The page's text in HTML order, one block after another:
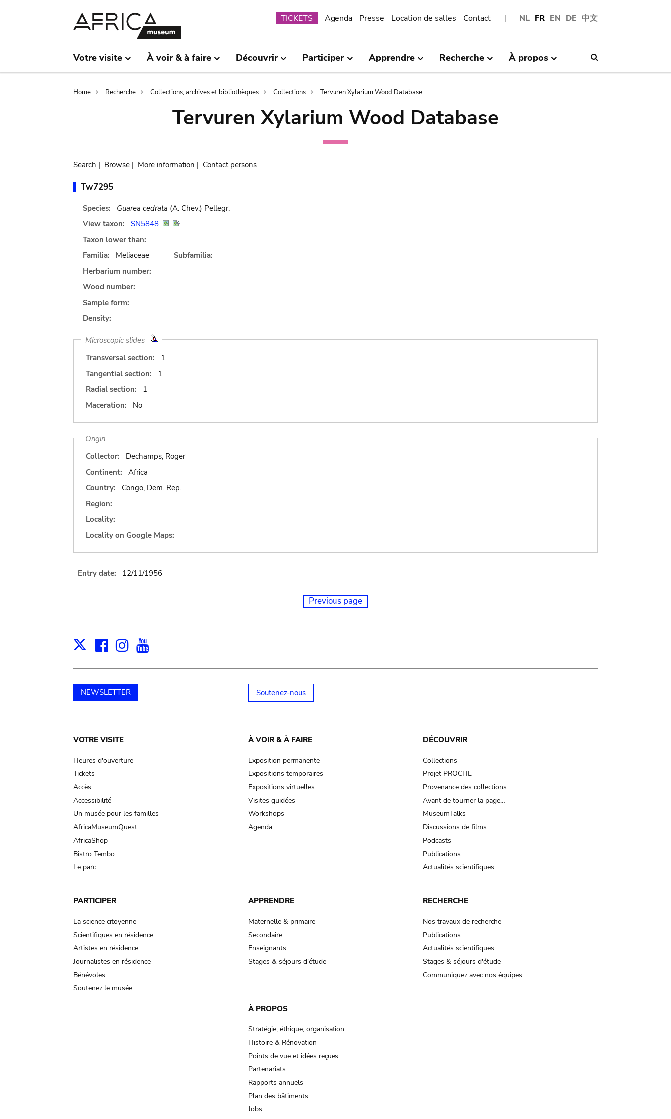
NL FR EN DE 中文
Submenu
TICKETS Agenda Presse Location de salles Contact
Votre visite À voir & à faire Découvrir Participer Apprendre Recherche À propos
Breadcrumb
Home Recherche Collections, archives et bibliothèques Collections Tervuren Xylarium Wood Database
Tervuren Xylarium Wood Database
Search | Browse | More information | Contact persons
Tw7295
Species: Guarea cedrata (A. Chev.) Pellegr.
View taxon:
SN5848
Taxon lower than:
Familia:
Meliaceae
Subfamilia:
Herbarium number:
Wood number:
Sample form:
Density:
Microscopic slides
Transversal section:
1
Tangential section:
1
Radial section:
1
Maceration:
No
Origin
Collector:
Dechamps, Roger
Continent:
Africa
Country:
Congo, Dem. Rep.
Region:
Locality:
Locality on Google Maps:
Entry date: 12/11/1956
Previous page
X Facebook
Instagram
NEWSLETTER Soutenez-nous
Main
navigation
VOTRE VISITE
Heures d'ouverture
Tickets
Accès
Accessibilité
Un musée pour les familles
AfricaMuseumQuest
AfricaShop
Bistro Tembo
Le parc
À VOIR & À FAIRE
Exposition permanente
Expositions temporaires
Expositions virtuelles
Visites guidées
Workshops
Agenda
DÉCOUVRIR
Collections
Projet PROCHE
Provenance des collections
Avant de tourner la page…
MuseumTalks
Discussions de films
Podcasts
Publications
Actualités scientifiques
PARTICIPER
La science citoyenne
Scientifiques en résidence
Artistes en résidence
Journalistes en résidence
Bénévoles
Soutenez le musée
APPRENDRE
Maternelle & primaire
Secondaire
Enseignants
Stages & séjours d'étude
RECHERCHE
Nos travaux de recherche
Publications
Actualités scientifiques
Stages & séjours d'étude
Communiquez avec nos équipes
À PROPOS
Stratégie, éthique, organisation
Histoire & Rénovation
Points de vue et idées reçues
Partenariats
Rapports annuels
Plan des bâtiments
Jobs